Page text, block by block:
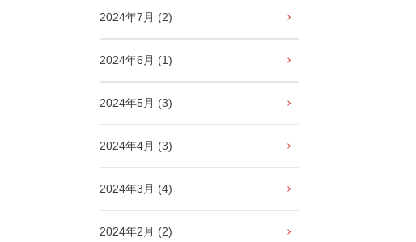
2024年7月 (2)
2024年6月 (1)
2024年5月 (3)
2024年4月 (3)
2024年3月 (4)
2024年2月 (2)